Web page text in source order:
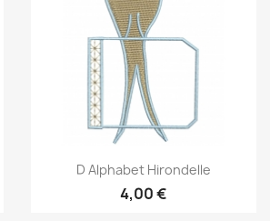
Aperçu rapide
D Alphabet Hirondelle
4,00 €